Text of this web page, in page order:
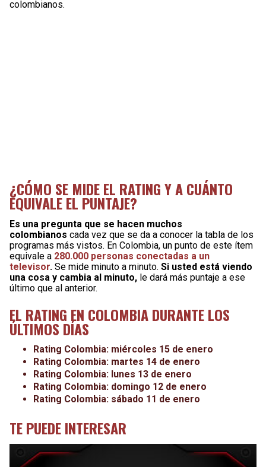
colombianos.
¿CÓMO SE MIDE EL RATING Y A CUÁNTO
EQUIVALE EL PUNTAJE?
Es una pregunta que se hacen muchos
colombianos cada vez que se da a conocer la tabla de los
programas más vistos. En Colombia, un punto de este ítem
equivale a 280.000 personas conectadas a un
televisor. Se mide minuto a minuto. Si usted está viendo
una cosa y cambia al minuto, le dará más puntaje a ese
último que al anterior.
EL RATING EN COLOMBIA DURANTE LOS
ÚLTIMOS DÍAS
Rating Colombia: miércoles 15 de enero
Rating Colombia: martes 14 de enero
Rating Colombia: lunes 13 de enero
Rating Colombia: domingo 12 de enero
Rating Colombia: sábado 11 de enero
TE PUEDE INTERESAR